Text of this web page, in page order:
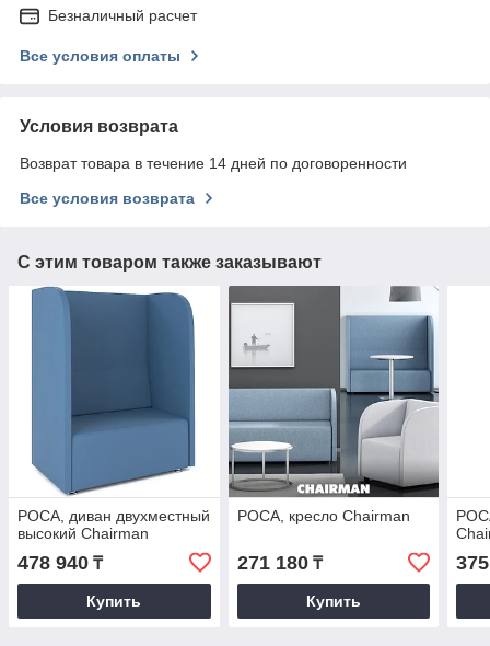
Безналичный расчет
Все условия оплаты
Условия возврата
Возврат товара в течение 14 дней по договоренности
Все условия возврата
С этим товаром также заказывают
РОСА, диван двухместный
высокий Chairman
478 940 ₸
Купить
РОСА, кресло Chairman
271 180₸
Купить